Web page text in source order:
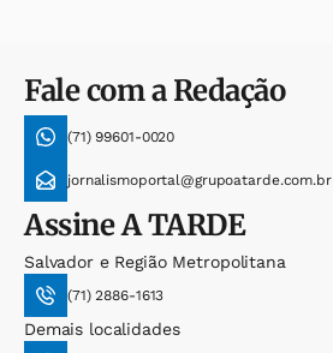
Fale com a Redação
(71) 99601-0020
jornalismoportal@grupoatarde.com.br
AssineA TARDE
Salvador e Região Metropolitana
(71) 2886-1613
Demais localidades